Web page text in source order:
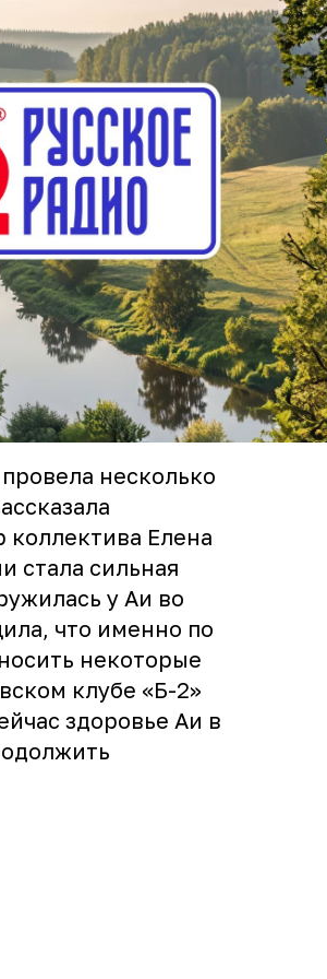
несколько
Елена
стала сильная
у Аи во
что именно по
некоторые
клубе «Б-2»
здоровье Аи в